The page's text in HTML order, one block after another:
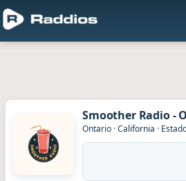
Smoother Radio -
Ontario ·California ·